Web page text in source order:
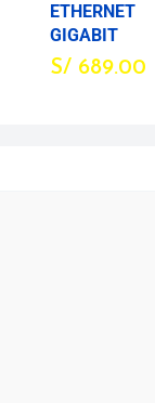
ETHERNET
GIGABIT
S/ 689.00